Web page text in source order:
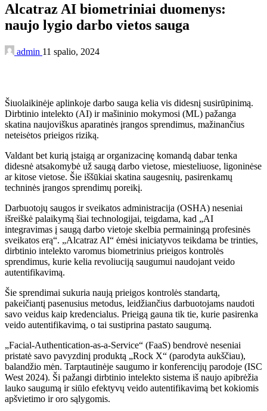
Alcatraz AI biometriniai duomenys:
naujo lygio darbo vietos sauga
admin 11 spalio, 2024
Šiuolaikinėje aplinkoje darbo sauga kelia vis didesnį susirūpinimą.
Dirbtinio intelekto (AI) ir mašininio mokymosi (ML) pažanga
skatina naujoviškus aparatinės įrangos sprendimus, mažinančius
neteisėtos prieigos riziką.
Valdant bet kurią įstaigą ar organizacinę komandą dabar tenka
didesnė atsakomybė už saugą darbo vietose, miesteliuose, ligoninėse
ar kitose vietose. Šie iššūkiai skatina saugesnių, pasirenkamų
techninės įrangos sprendimų poreikį.
Darbuotojų saugos ir sveikatos administracija (OSHA) neseniai
išreiškė palaikymą šiai technologijai, teigdama, kad „AI
integravimas į saugą darbo vietoje skelbia permainingą profesinės
sveikatos erą“. „Alcatraz AI“ ėmėsi iniciatyvos teikdama be trinties,
dirbtinio intelekto varomus biometrinius prieigos kontrolės
sprendimus, kurie kelia revoliuciją saugumui naudojant veido
autentifikavimą.
Šie sprendimai sukuria naują prieigos kontrolės standartą,
pakeičiantį pasenusius metodus, leidžiančius darbuotojams naudoti
savo veidus kaip kredencialus. Prieigą gauna tik tie, kurie pasirenka
veido autentifikavimą, o tai sustiprina pastato saugumą.
„Facial-Authentication-as-a-Service“ (FaaS) bendrovė neseniai
pristatė savo pavyzdinį produktą „Rock X“ (parodyta aukščiau),
balandžio mėn. Tarptautinėje saugumo ir konferencijų parodoje (ISC
West 2024). Ši pažangi dirbtinio intelekto sistema iš naujo apibrėžia
lauko saugumą ir siūlo efektyvų veido autentifikavimą bet kokiomis
apšvietimo ir oro sąlygomis.